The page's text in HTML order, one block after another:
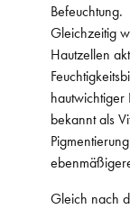
Befeuchtung.
Gleichzeitig
Hautzellen
hautwichtiger
bekannt als
Gleich nach